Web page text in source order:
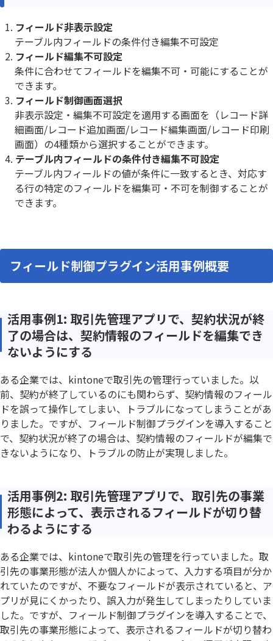
フィールド非表示設定
テーブル内フィールドの条件付き編集不可設定
フィールド編集不可設定
条件に合わせてフィールドを編集不可・可能にすることが
できます。
フィールド制御画面選択
非表示設定・編集不可設定を適用する画面を（レコード詳
細画面/レコード追加画面/レコード編集画面/レコード印刷
画面）の4種類から選択することができます。
テーブル内フィールドの条件付き編集不可設定
テーブル内フィールドの値が条件に一致するとき、対応す
る行の特定のフィールドを編集可・不可を制御することが
できます。
フィールド制御プラグイン活用事例概要
活用事例1: 取引先管理アプリで、契約状況が終
了の場合は、契約情報のフィールドを編集でき
ないようにする
ある企業では、kintoneで取引先の管理行っていました。以
前、契約が終了しているのにも関わらず、契約情報のフィール
ドを誤って操作してしまい、トラブルになってしまうことがあ
りました。ですが、フィールド制御プラグインを導入すること
で、契約状況が終了の場合は、契約情報のフィールドが編集で
きないようになり、トラブルの防止が実現しました。
活用事例2: 取引先管理アプリで、取引先の事業
形態によって、表示されるフィールドが切り替
わるようにする
ある企業では、kintoneで取引先の管理を行っていました。取
引先の事業形態が法人か個人かによって、入力する項目が分か
れていたのですが、不要なフィールドが表示されていると、ア
プリが見にくかったり、誤入力が発生してしまったりしていま
した。ですが、フィールド制御プラグインを導入することで、
取引先の事業形態によって、表示されるフィールドが切り替わ